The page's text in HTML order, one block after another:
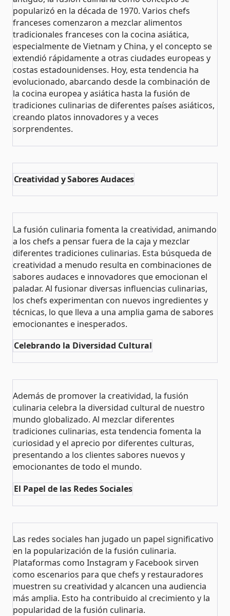
popularizó en la década de 1970. Varios chefs
franceses comenzaron a mezclar alimentos
tradicionales franceses con la cocina asiática,
especialmente de Vietnam y China, y el concepto se
extendió rápidamente a otras ciudades europeas y
costas estadounidenses. Hoy, esta tendencia ha
evolucionado, abarcando desde la combinación de
la cocina europea y asiática hasta la fusión de
tradiciones culinarias de diferentes países asiáticos,
creando platos innovadores y a veces
sorprendentes​​.
Creatividad y Sabores Audaces
La fusión culinaria fomenta la creatividad, animando
a los chefs a pensar fuera de la caja y mezclar
diferentes tradiciones culinarias. Esta búsqueda de
creatividad a menudo resulta en combinaciones de
sabores audaces e innovadores que emocionan el
paladar. Al fusionar diversas influencias culinarias,
los chefs experimentan con nuevos ingredientes y
técnicas, lo que lleva a una amplia gama de sabores
emocionantes e inesperados​​.
Celebrando la Diversidad Cultural
Además de promover la creatividad, la fusión
culinaria celebra la diversidad cultural de nuestro
mundo globalizado. Al mezclar diferentes
tradiciones culinarias, esta tendencia fomenta la
curiosidad y el aprecio por diferentes culturas,
presentando a los clientes sabores nuevos y
emocionantes de todo el mundo​​.
El Papel de las Redes Sociales
Las redes sociales han jugado un papel significativo
en la popularización de la fusión culinaria.
Plataformas como Instagram y Facebook sirven
como escenarios para que chefs y restauradores
muestren su creatividad y alcancen una audiencia
más amplia. Esto ha contribuido al crecimiento y la
popularidad de la fusión culinaria​​.